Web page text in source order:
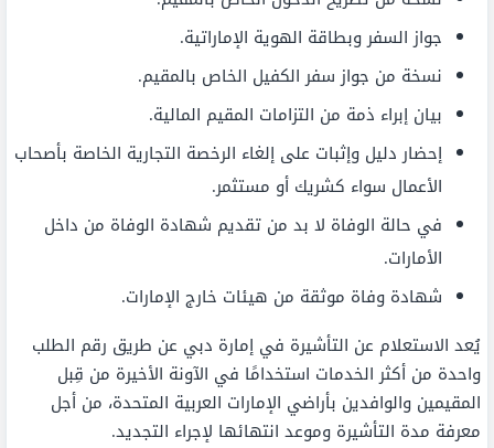
جواز السفر وبطاقة الهوية الإماراتية.
نسخة من جواز سفر الكفيل الخاص بالمقيم.
بيان إبراء ذمة من التزامات المقيم المالية.
إحضار دليل وإثبات على إلغاء الرخصة التجارية الخاصة بأصحاب
الأعمال سواء كشريك أو مستثمر.
في حالة الوفاة لا بد من تقديم شهادة الوفاة من داخل
الأمارات.
شهادة وفاة موثقة من هيئات خارج الإمارات.
يُعد الاستعلام عن التأشيرة في إمارة دبي عن طريق رقم الطلب
واحدة من أكثر الخدمات استخدامًا في الآونة الأخيرة من قِبل
المقيمين والوافدين بأراضي الإمارات العربية المتحدة، من أجل
معرفة مدة التأشيرة وموعد انتهائها لإجراء التجديد.